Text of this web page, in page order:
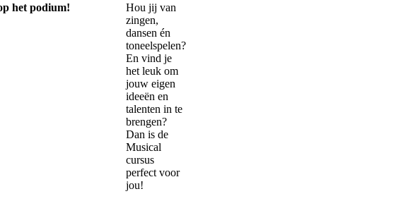
het podium!
Hou jij van
zingen,
dansen én
toneelspelen?
En vind je
het leuk om
jouw eigen
ideeën en
talenten in te
brengen?
Dan is de
Musical
cursus
perfect voor
jou!